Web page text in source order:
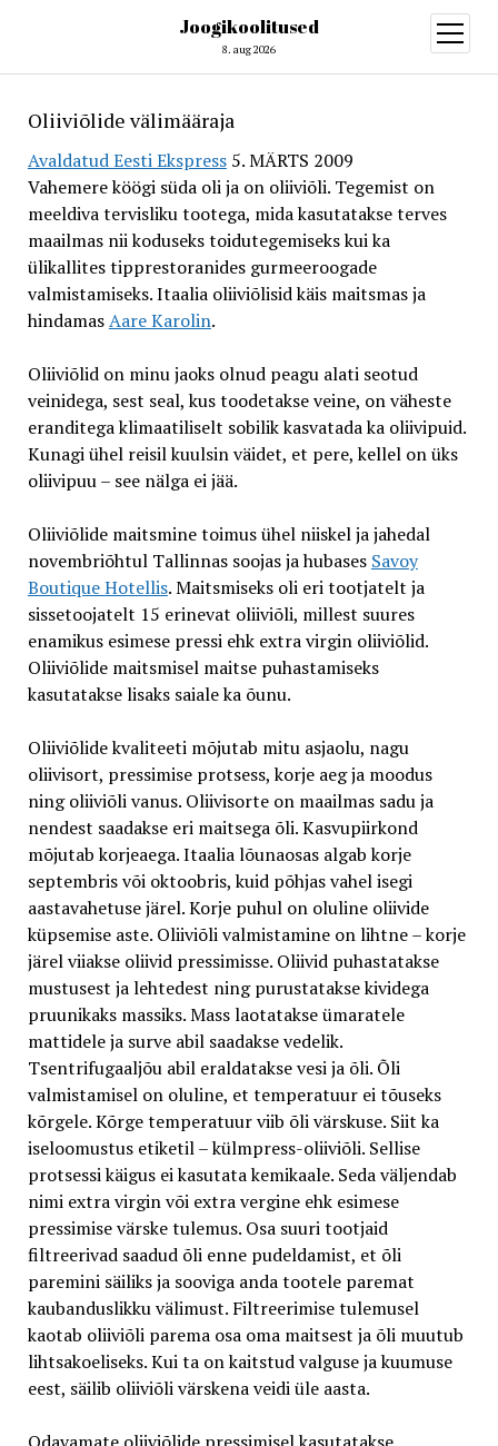
Joogikoolitused
8. aug 2026
open
menu
Oliiviõlide välimääraja
Avaldatud Eesti Ekspress5. MÄRTS 2009
Vahemere köögi süda oli ja on oliiviõli. Tegemist on
meeldiva tervisliku tootega, mida kasutatakse terves
maailmas nii koduseks toidutegemiseks kui ka
ülikallites tipprestoranides gurmeeroogade
valmistamiseks. Itaalia oliiviõlisid käis maitsmas ja
hindamasAare Karolin.
Oliiviõlid on minu jaoks olnud peagu alati seotud
veinidega, sest seal, kus toodetakse veine, on väheste
eranditega klimaatiliselt sobilik kasvatada ka oliivipuid.
Kunagi ühel reisil kuulsin väidet, et pere, kellel on üks
oliivipuu – see nälga ei jää.
Oliiviõlide maitsmine toimus ühel niiskel ja jahedal
novembriõhtul Tallinnas soojas ja hubases Savoy
Boutique Hotellis. Maitsmiseks oli eri tootjatelt ja
sissetoojatelt 15 erinevat oliiviõli, millest suures
enamikus esimese pressi ehk extra virgin oliiviõlid.
Oliiviõlide maitsmisel maitse puhastamiseks
kasutatakse lisaks saiale ka õunu.
Oliiviõlide kvaliteeti mõjutab mitu asjaolu, nagu
oliivisort, pressimise protsess, korje aeg ja moodus
ning oliiviõli vanus. Oliivisorte on maailmas sadu ja
nendest saadakse eri maitsega õli. Kasvupiirkond
mõjutab korjeaega. Itaalia lõunaosas algab korje
septembris või oktoobris, kuid põhjas vahel isegi
aastavahetuse järel. Korje puhul on oluline oliivide
küpsemise aste. Oliiviõli valmistamine on lihtne – korje
järel viiakse oliivid pressimisse. Oliivid puhastatakse
mustusest ja lehtedest ning purustatakse kividega
pruunikaks massiks. Mass laotatakse ümaratele
mattidele ja surve abil saadakse vedelik.
Tsentrifugaaljõu abil eraldatakse vesi ja õli. Õli
valmistamisel on oluline, et temperatuur ei tõuseks
kõrgele. Kõrge temperatuur viib õli värskuse. Siit ka
iseloomustus etiketil – külmpress-oliiviõli. Sellise
protsessi käigus ei kasutata kemikaale. Seda väljendab
nimi extra virgin või extra vergine ehk esimese
pressimise värske tulemus. Osa suuri tootjaid
filtreerivad saadud õli enne pudeldamist, et õli
paremini säiliks ja sooviga anda tootele paremat
kaubanduslikku välimust. Filtreerimise tulemusel
kaotab oliiviõli parema osa oma maitsest ja õli muutub
lihtsakoeliseks. Kui ta on kaitstud valguse ja kuumuse
eest, säilib oliiviõli värskena veidi üle aasta.